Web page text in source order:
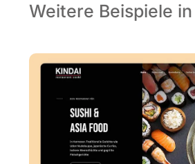
Weitere Beispiele